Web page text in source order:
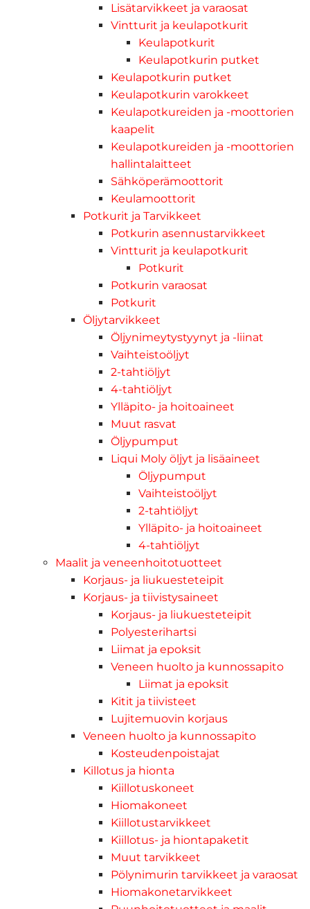
Lisätarvikkeet ja varaosat
Vintturit ja keulapotkurit
Keulapotkurit
Keulapotkurin putket
Keulapotkurin putket
Keulapotkurin varokkeet
Keulapotkureiden ja -moottorien
kaapelit
Keulapotkureiden ja -moottorien
hallintalaitteet
Sähköperämoottorit
Keulamoottorit
Potkurit ja Tarvikkeet
Potkurin asennustarvikkeet
Vintturit ja keulapotkurit
Potkurit
Potkurin varaosat
Potkurit
Öljytarvikkeet
Öljynimeytystyynyt ja -liinat
Vaihteistoöljyt
2-tahtiöljyt
4-tahtiöljyt
Ylläpito- ja hoitoaineet
Muut rasvat
Öljypumput
Liqui Moly öljyt ja lisäaineet
Öljypumput
Vaihteistoöljyt
2-tahtiöljyt
Ylläpito- ja hoitoaineet
4-tahtiöljyt
Maalit ja veneenhoitotuotteet
Korjaus- ja liukuesteteipit
Korjaus- ja tiivistysaineet
Korjaus- ja liukuesteteipit
Polyesterihartsi
Liimat ja epoksit
Veneen huolto ja kunnossapito
Liimat ja epoksit
Kitit ja tiivisteet
Lujitemuovin korjaus
Veneen huolto ja kunnossapito
Kosteudenpoistajat
Killotus ja hionta
Kiillotuskoneet
Hiomakoneet
Kiillotustarvikkeet
Kiillotus- ja hiontapaketit
Muut tarvikkeet
Pölynimurin tarvikkeet ja varaosat
Hiomakonetarvikkeet